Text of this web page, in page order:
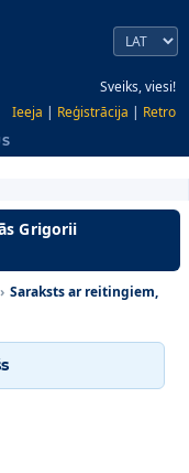
Sveiks, viesi!
Ieeja | Reģistrācija | Retro
Grigorii
› Saraksts ar reitingiem,